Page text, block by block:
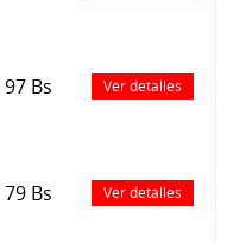
97 Bs Ver detalles
79 Bs Ver detalles